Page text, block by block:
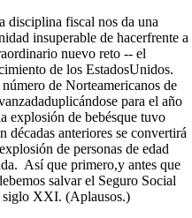
disciplina fiscal nos da una
insuperable de hacerfrente a
nuevo reto -- el
de los EstadosUnidos.
de Norteamericanos de
para el año
explosión de bebésque tuvo
décadas anteriores se convertirá
de personas de edad
Así que primero,y antes que
salvar el Seguro Social
siglo XXI. (Aplausos.)